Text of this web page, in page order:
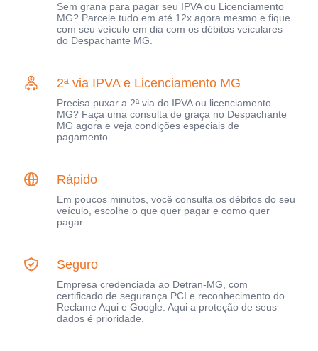
Sem grana para pagar seu IPVA ou Licenciamento
MG? Parcele tudo em até 12x agora mesmo e fique
com seu veículo em dia com os débitos veiculares
do Despachante MG.
2ª via IPVA e Licenciamento MG
Precisa puxar a 2ª via do IPVA ou licenciamento
MG? Faça uma consulta de graça no Despachante
MG agora e veja condições especiais de
pagamento.
Rápido
Em poucos minutos, você consulta os débitos do seu
veículo, escolhe o que quer pagar e como quer
pagar.
Seguro
Empresa credenciada ao Detran-MG, com
certificado de segurança PCI e reconhecimento do
Reclame Aqui e Google. Aqui a proteção de seus
dados é prioridade.